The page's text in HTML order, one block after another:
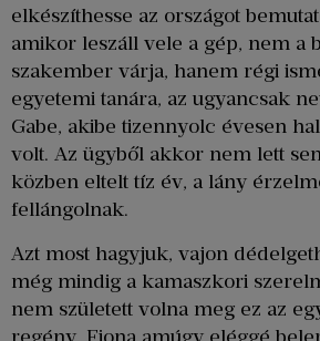
elkészíthesse az országot
amikor leszáll vele a gép, nem a
szakember várja, hanem régi
egyetemi tanára, az ugyancsak
Gabe, akibe tizennyolc évesen
volt. Az ügyből akkor nem lett
közben eltelt tíz év, a lány
fellángolnak.
Azt most hagyjuk, vajon
még mindig a kamaszkori
nem született volna meg ez az